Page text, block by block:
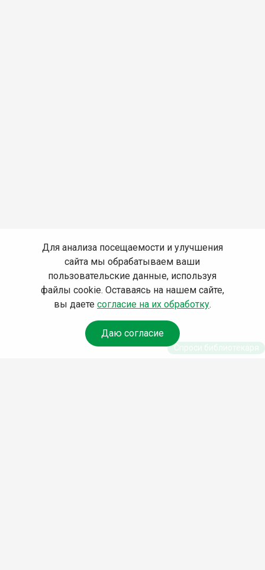
Для анализа посещаемости и улучшения
сайта мы обрабатываем ваши
пользовательские данные, используя
файлы cookie. Оставаясь на нашем сайте,
вы даете согласие на их обработку.
Даю согласие
Спроси библиотекаря